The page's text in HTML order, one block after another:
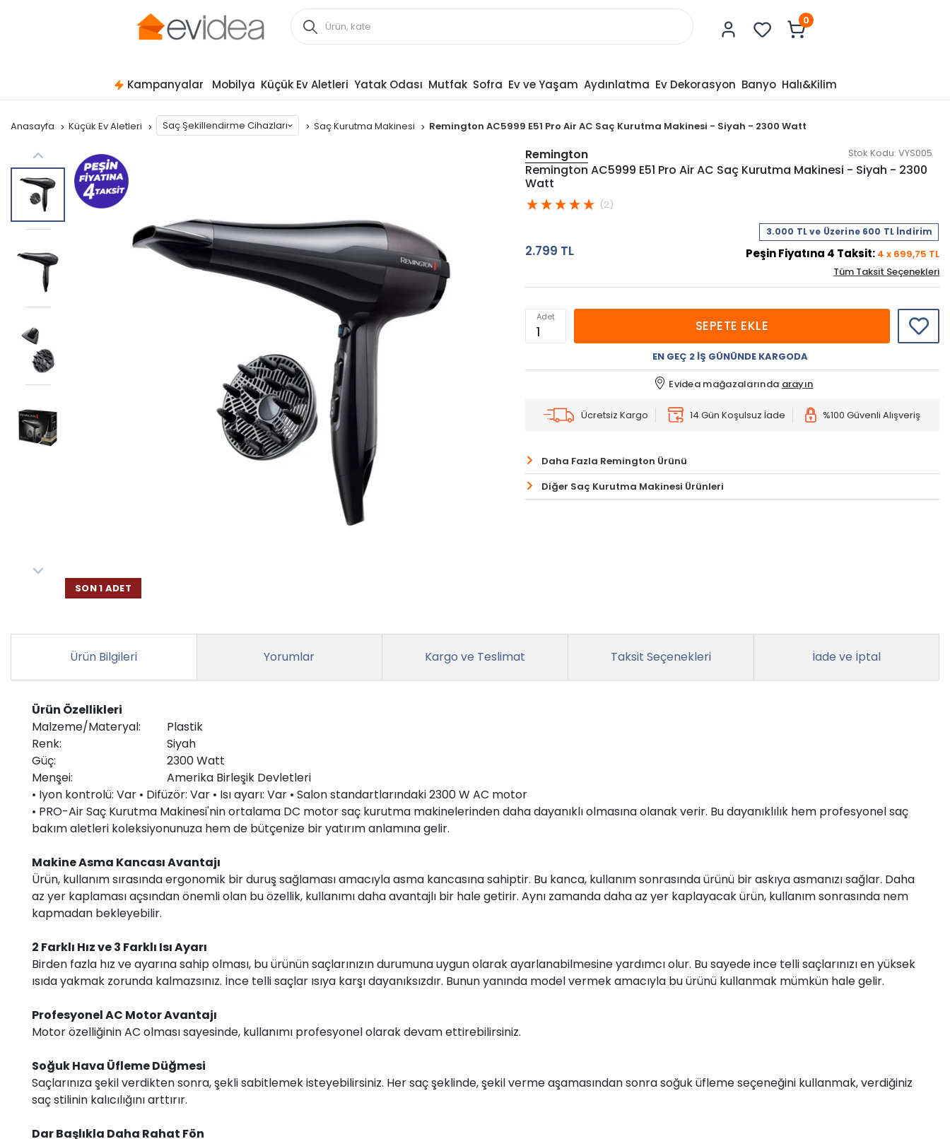
0
Kampanyalar Mobilya Küçük Ev Aletleri Yatak Odası Mutfak Sofra Ev ve Yaşam Aydınlatma Ev Dekorasyon Banyo Halı&Kilim
Anasayfa Küçük Ev Aletleri Saç Şekillendirme Cihazları Saç Kurutma Makinesi Remington AC5999 E51 Pro Air AC Saç Kurutma Makinesi - Siyah - 2300 Watt
SON 1 ADET
Remington Stok Kodu: VYS005
Remington AC5999 E51 Pro Air AC Saç Kurutma Makinesi - Siyah - 2300
Watt
(2)
2.799 TL
3.000 TL ve Üzerine 600 TL İndirim
Peşin Fiyatına 4 Taksit: 4 x 699,75 TL
Tüm Taksit Seçenekleri
Adet
SEPETE EKLE
EN GEÇ 2 İŞ GÜNÜNDE KARGODA
Evidea mağazalarında arayın
Ücretsiz Kargo 14 Gün Koşulsuz İade %100 Güvenli Alışveriş
Daha Fazla Remington Ürünü
Diğer Saç Kurutma Makinesi Ürünleri
Ürün Bilgileri Yorumlar Kargo ve Teslimat Taksit Seçenekleri İade ve İptal
Ürün Özellikleri
Malzeme/Materyal:
Plastik
Renk:
Siyah
Güç:
2300 Watt
Menşei:
Amerika Birleşik Devletleri
• Iyon kontrolü: Var • Difüzör: Var • Isı ayarı: Var • Salon standartlarındaki 2300 W AC motor
• PRO-Air Saç Kurutma Makinesi'nin ortalama DC motor saç kurutma makinelerinden daha dayanıklı olmasına olanak verir. Bu dayanıklılık hem profesyonel saç
bakım aletleri koleksiyonunuza hem de bütçenize bir yatırım anlamına gelir.
Makine Asma Kancası Avantajı
Ürün, kullanım sırasında ergonomik bir duruş sağlaması amacıyla asma kancasına sahiptir. Bu kanca, kullanım sonrasında ürünü bir askıya asmanızı sağlar. Daha
az yer kaplaması açsından önemli olan bu özellik, kullanımı daha avantajlı bir hale getirir. Aynı zamanda daha az yer kaplayacak ürün, kullanım sonrasında nem
kapmadan bekleyebilir.
2 Farklı Hız ve 3 Farklı Isı Ayarı
Birden fazla hız ve ayarına sahip olması, bu ürünün saçlarınızın durumuna uygun olarak ayarlanabilmesine yardımcı olur. Bu sayede ince telli saçlarınızı en yüksek
ısıda yakmak zorunda kalmazsınız. İnce telli saçlar ısıya karşı dayanıksızdır. Bunun yanında model vermek amacıyla bu ürünü kullanmak mümkün hale gelir.
Profesyonel AC Motor Avantajı
Motor özelliğinin AC olması sayesinde, kullanımı profesyonel olarak devam ettirebilirsiniz.
Soğuk Hava Üfleme Düğmesi
Saçlarınıza şekil verdikten sonra, şekli sabitlemek isteyebilirsiniz. Her saç şeklinde, şekil verme aşamasından sonra soğuk üfleme seçeneğini kullanmak, verdiğiniz
saç stilinin kalıcılığını arttırır.
Dar Başlıkla Daha Rahat Fön